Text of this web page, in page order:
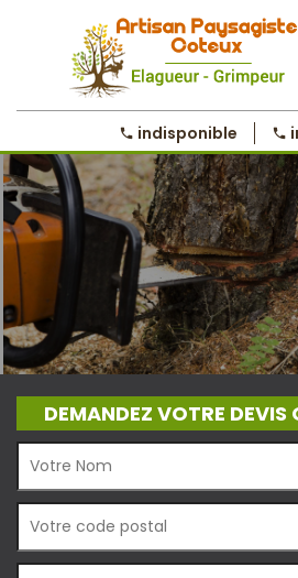
indisponible
DEMANDEZ VOTRE DEVIS